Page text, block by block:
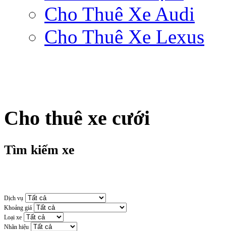
Cho Thuê Xe Audi
Cho Thuê Xe Lexus
Cho thuê xe cưới
Tìm kiếm xe
Dịch vụ
Khoảng giá
Loại xe
Nhãn hiệu